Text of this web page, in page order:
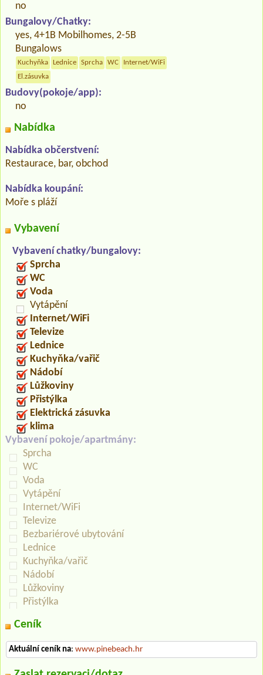
no
Bungalovy/Chatky:
yes, 4+1B Mobilhomes, 2-5B
Bungalows
Kuchyňka Lednice Sprcha WC
Internet/WiFi
El.zásuvka
Budovy(pokoje/app):
no
Nabídka
Nabídka občerstvení:
Restaurace, bar, obchod
Nabídka koupání:
Moře s pláží
Vybavení
Vybavení chatky/bungalovy:
Sprcha
WC
Voda
Vytápění
Internet/WiFi
Televize
Lednice
Kuchyňka/vařič
Nádobí
Lůžkoviny
Přistýlka
Elektrická zásuvka
klima
Vybavení pokoje/apartmány:
Sprcha
WC
Voda
Vytápění
Internet/WiFi
Televize
Bezbariérové ubytování
Lednice
Kuchyňka/vařič
Nádobí
Lůžkoviny
Přistýlka
Ceník
Aktuální ceník na: www.pinebeach.hr